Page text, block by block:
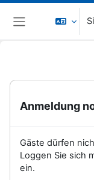
Zum Hauptinhalt
Website-
Anmeldung
Gäste dürfen
Loggen Sie sich
ein.